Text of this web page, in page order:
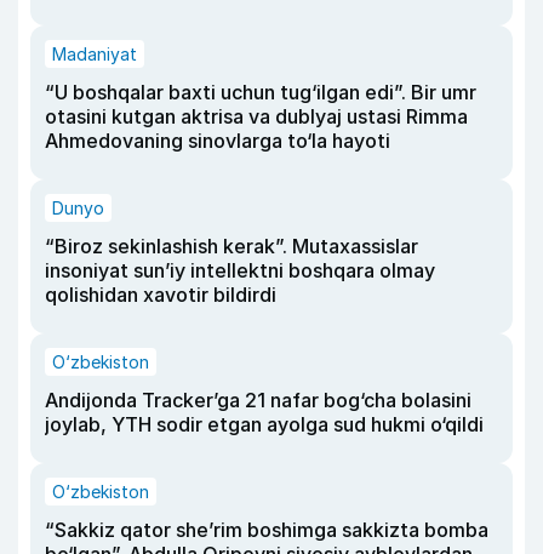
Madaniyat
“U boshqalar baxti uchun tug‘ilgan edi”. Bir umr
otasini kutgan aktrisa va dublyaj ustasi Rimma
Ahmedovaning sinovlarga to‘la hayoti
Dunyo
“Biroz sekinlashish kerak”. Mutaxassislar
insoniyat sun’iy intellektni boshqara olmay
qolishidan xavotir bildirdi
O‘zbekiston
Andijonda Tracker’ga 21 nafar bog‘cha bolasini
joylab, YTH sodir etgan ayolga sud hukmi o‘qildi
O‘zbekiston
“Sakkiz qator she’rim boshimga sakkizta bomba